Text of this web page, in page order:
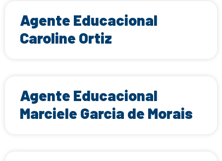
Agente Educacional
Caroline Ortiz
Agente Educacional
Marciele Garcia de Morais